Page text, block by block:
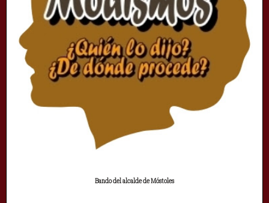
Bando del alcalde de Móstoles